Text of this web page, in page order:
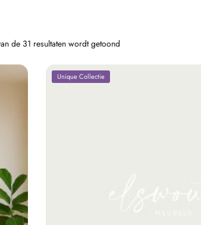
de 31 resultaten wordt getoond
Unique Collectie